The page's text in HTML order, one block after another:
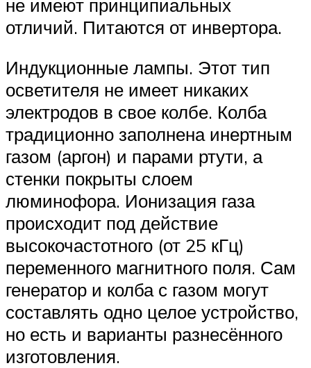
не имеют принципиальных
отличий. Питаются от инвертора.
Индукционные лампы. Этот тип
осветителя не имеет никаких
электродов в свое колбе. Колба
традиционно заполнена инертным
газом (аргон) и парами ртути, а
стенки покрыты слоем
люминофора. Ионизация газа
происходит под действие
высокочастотного (от 25 кГц)
переменного магнитного поля. Сам
генератор и колба с газом могут
составлять одно целое устройство,
но есть и варианты разнесённого
изготовления.